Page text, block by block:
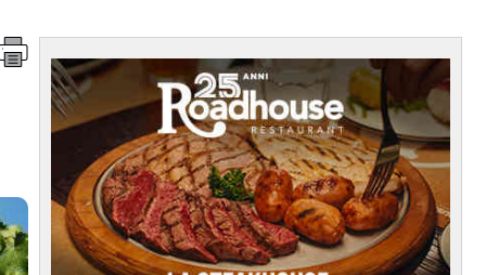
CONOSCI LA PRESSA
COOKIE POLICY
PRIVACY POLICY
FEED RSS
MAPPA DEL SITO
NORMATIVE
DEONTOLOGICHE